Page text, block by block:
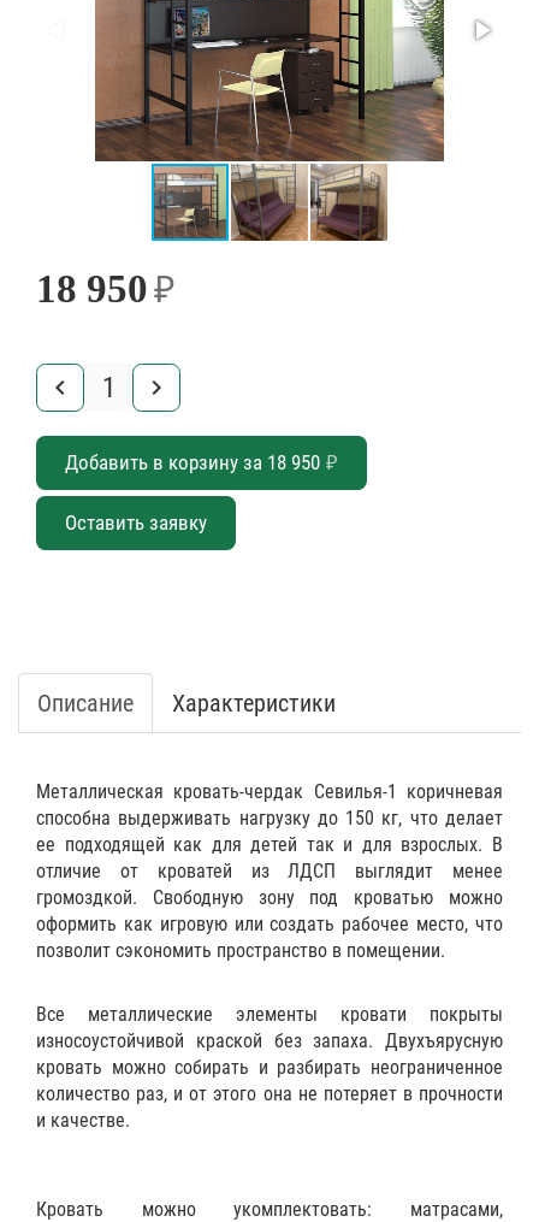
18 950₽
keyboard_arrow_left keyboard_arrow_right
Добавить в корзину за 18 950 ₽
Оставить заявку
Описание Характеристики
Металлическая кровать-чердак Севилья-1 коричневая
способна выдерживать нагрузку до 150 кг, что делает
ее подходящей как для детей так и для взрослых. В
отличие от кроватей из ЛДСП выглядит менее
громоздкой. Свободную зону под кроватью можно
оформить как игровую или создать рабочее место, что
позволит сэкономить пространство в помещении.
Все металлические элементы кровати покрыты
износоустойчивой краской без запаха. Двухъярусную
кровать можно собирать и разбирать неограниченное
количество раз, и от этого она не потеряет в прочности
и качестве.
Кровать можно укомплектовать: матрасами,